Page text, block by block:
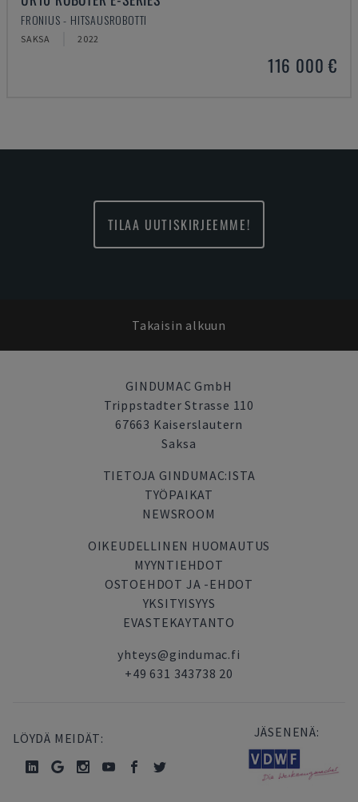
FRONIUS - HITSAUSROBOTTI
SAKSA 2022
116 000 €
TILAA UUTISKIRJEEMME!
Takaisin alkuun
GINDUMAC GmbH
Trippstadter Strasse 110
67663 Kaiserslautern
Saksa
TIETOJA GINDUMAC:ISTA
TYÖPAIKAT
NEWSROOM
OIKEUDELLINEN HUOMAUTUS
MYYNTIEHDOT
OSTOEHDOT JA -EHDOT
YKSITYISYYS
EVASTEKAYTANTO
yhteys@gindumac.fi
+49 631 343738 20
LÖYDÄ MEIDÄT: JÄSENENÄ: